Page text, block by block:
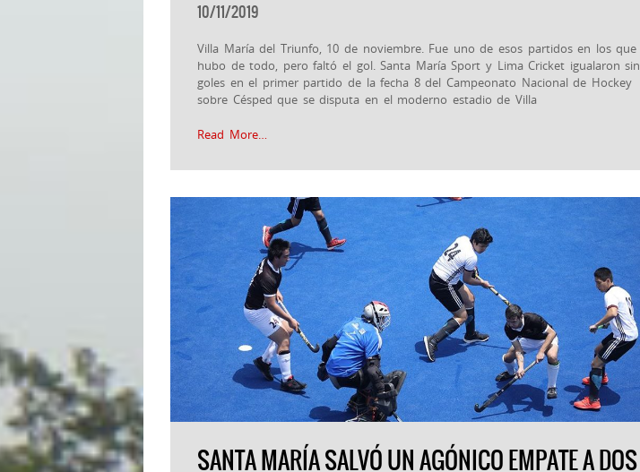
10/11/2019
Villa María del Triunfo, 10 de noviembre. Fue uno de esos partidos en los que
hubo de todo, pero faltó el gol. Santa María Sport y Lima Cricket igualaron sin
goles en el primer partido de la fecha 8 del Campeonato Nacional de Hockey
sobre Césped que se disputa en el moderno estadio de Villa
Read More…
SANTA MARÍA SALVÓ UN AGÓNICO EMPATE A DOS